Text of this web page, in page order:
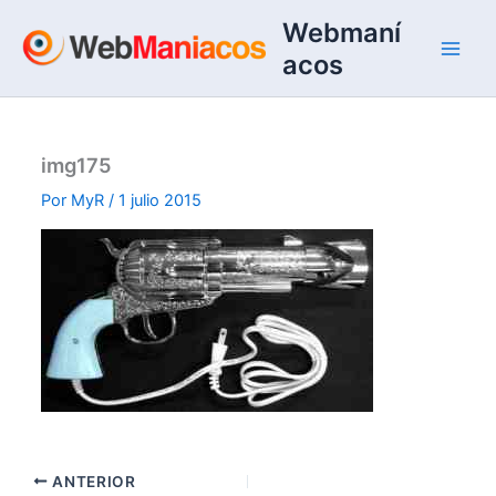
contenido
Webmaní
acos
img175
Por MyR/1 julio 2015
ANTERIOR